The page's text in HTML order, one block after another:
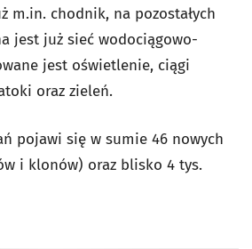
m.in. chodnik, na pozostałych
jest już sieć wodociągowo-
jest oświetlenie, ciągi
oraz zieleń.
pojawi się w sumie 46 nowych
i klonów) oraz blisko 4 tys.